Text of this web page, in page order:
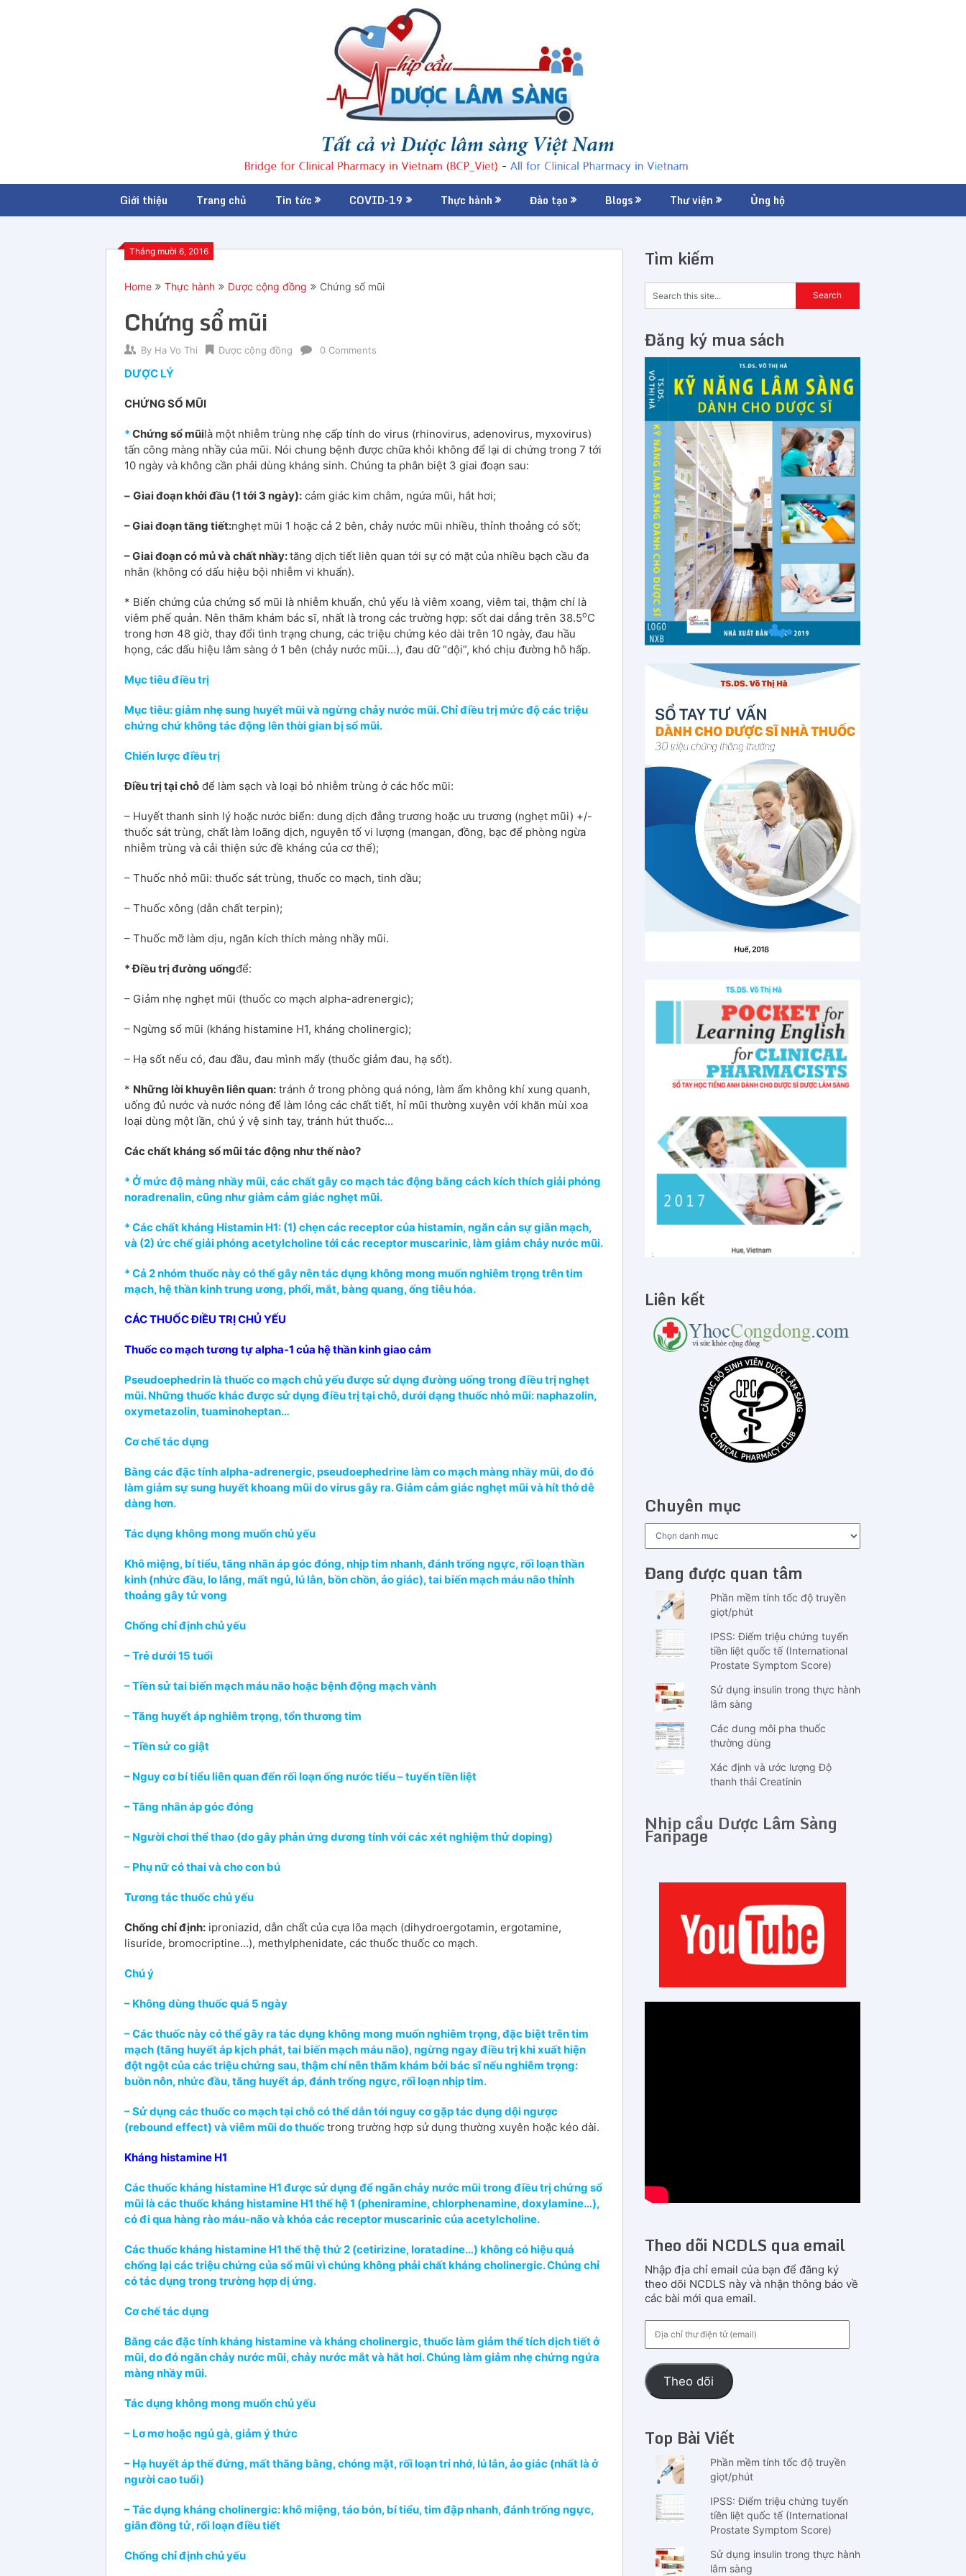
Giới thiệu Trang chủ Tin tức COVID-19 Thực hành Đào tạo Blogs Thư viện Ủng hộ
Tháng mười 6, 2016
Home Thực hành Dược cộng đồng Chứng sổ mũi
Chứng sổ mũi
By Ha Vo Thi Dược cộng đồng 0 Comments
DƯỢC LÝ
CHỨNG SỔ MŨI
* Chứng sổ mũilà một nhiễm trùng nhẹ cấp tính do virus (rhinovirus, adenovirus, myxovirus)
tấn công màng nhầy của mũi. Nói chung bệnh được chữa khỏi không để lại di chứng trong 7 tới
10 ngày và không cần phải dùng kháng sinh. Chúng ta phân biệt 3 giai đoạn sau:
– Giai đoạn khởi đầu (1 tới 3 ngày): cảm giác kim châm, ngứa mũi, hắt hơi;
– Giai đoạn tăng tiết:nghẹt mũi 1 hoặc cả 2 bên, chảy nước mũi nhiều, thỉnh thoảng có sốt;
– Giai đoạn có mủ và chất nhầy:tăng dịch tiết liên quan tới sự có mặt của nhiều bạch cầu đa
nhân (không có dấu hiệu bội nhiễm vi khuẩn).
* Biến chứng của chứng sổ mũi là nhiễm khuẩn, chủ yếu là viêm xoang, viêm tai, thậm chí là
viêm phế quản. Nên thăm khám bác sĩ, nhất là trong các trường hợp: sốt dai dẳng trên 38.5oC
trong hơn 48 giờ, thay đổi tình trạng chung, các triệu chứng kéo dài trên 10 ngày, đau hầu
họng, các dấu hiệu lâm sàng ở 1 bên (chảy nước mũi…), đau dữ “dội”, khó chịu đường hô hấp.
Mục tiêu điều trị
Mục tiêu: giảm nhẹ sung huyết mũi và ngừng chảy nước mũi. Chỉ điều trị mức độ các triệu
chứng chứ không tác động lên thời gian bị sổ mũi.
Chiến lược điều trị
Điều trị tại chỗ để làm sạch và loại bỏ nhiễm trùng ở các hốc mũi:
– Huyết thanh sinh lý hoặc nước biển: dung dịch đẳng trương hoặc ưu trương (nghẹt mũi) +/-
thuốc sát trùng, chất làm loãng dịch, nguyên tố vi lượng (mangan, đồng, bạc để phòng ngừa
nhiễm trùng và cải thiện sức đề kháng của cơ thể);
– Thuốc nhỏ mũi: thuốc sát trùng, thuốc co mạch, tinh dầu;
– Thuốc xông (dẫn chất terpin);
– Thuốc mỡ làm dịu, ngăn kích thích màng nhầy mũi.
* Điều trị đường uốngđể:
– Giảm nhẹ nghẹt mũi (thuốc co mạch alpha-adrenergic);
– Ngừng sổ mũi (kháng histamine H1, kháng cholinergic);
– Hạ sốt nếu có, đau đầu, đau mình mẩy (thuốc giảm đau, hạ sốt).
* Những lời khuyên liên quan: tránh ở trong phòng quá nóng, làm ẩm không khí xung quanh,
uống đủ nước và nước nóng để làm lỏng các chất tiết, hỉ mũi thường xuyên với khăn mùi xoa
loại dùng một lần, chú ý vệ sinh tay, tránh hút thuốc…
Các chất kháng sổ mũi tác động như thế nào?
* Ở mức độ màng nhầy mũi, các chất gây co mạch tác động bằng cách kích thích giải phóng
noradrenalin, cũng như giảm cảm giác nghẹt mũi.
* Các chất kháng Histamin H1: (1) chẹn các receptor của histamin, ngăn cản sự giãn mạch,
và (2) ức chế giải phóng acetylcholine tới các receptor muscarinic, làm giảm chảy nước mũi.
* Cả 2 nhóm thuốc này có thể gây nên tác dụng không mong muốn nghiêm trọng trên tim
mạch, hệ thần kinh trung ương, phổi, mắt, bàng quang, ống tiêu hóa.
CÁC THUỐC ĐIỀU TRỊ CHỦ YẾU
Thuốc co mạch tương tự alpha-1 của hệ thần kinh giao cảm
Pseudoephedrin là thuốc co mạch chủ yếu được sử dụng đường uống trong điều trị nghẹt
mũi. Những thuốc khác được sử dụng điều trị tại chỗ, dưới dạng thuốc nhỏ mũi: naphazolin,
oxymetazolin, tuaminoheptan…
Cơ chế tác dụng
Bằng các đặc tính alpha-adrenergic, pseudoephedrine làm co mạch màng nhầy mũi, do đó
làm giảm sự sung huyết khoang mũi do virus gây ra. Giảm cảm giác nghẹt mũi và hít thở dễ
dàng hơn.
Tác dụng không mong muốn chủ yếu
Khô miệng, bí tiểu, tăng nhãn áp góc đóng, nhịp tim nhanh, đánh trống ngực, rối loạn thần
kinh (nhức đầu, lo lắng, mất ngủ, lú lẫn, bồn chồn, ảo giác), tai biến mạch máu não thỉnh
thoảng gây tử vong
Chống chỉ định chủ yếu
– Trẻ dưới 15 tuổi
– Tiền sử tai biến mạch máu não hoặc bệnh động mạch vành
– Tăng huyết áp nghiêm trọng, tổn thương tim
– Tiền sử co giật
– Nguy cơ bí tiểu liên quan đến rối loạn ống nước tiểu – tuyến tiền liệt
– Tăng nhãn áp góc đóng
– Người chơi thể thao (do gây phản ứng dương tính với các xét nghiệm thử doping)
– Phụ nữ có thai và cho con bú
Tương tác thuốc chủ yếu
Chống chỉ định: iproniazid, dẫn chất của cựa lõa mạch (dihydroergotamin, ergotamine,
lisuride, bromocriptine…), methylphenidate, các thuốc thuốc co mạch.
Chú ý
– Không dùng thuốc quá 5 ngày
– Các thuốc này có thể gây ra tác dụng không mong muốn nghiêm trọng, đặc biệt trên tim
mạch (tăng huyết áp kịch phát, tai biến mạch máu não), ngừng ngay điều trị khi xuất hiện
đột ngột của các triệu chứng sau, thậm chí nên thăm khám bởi bác sĩ nếu nghiêm trọng:
buồn nôn, nhức đầu, tăng huyết áp, đánh trống ngực, rối loạn nhịp tim.
– Sử dụng các thuốc co mạch tại chỗ có thể dẫn tới nguy cơ gặp tác dụng dội ngược
(rebound effect) và viêm mũi do thuốctrong trường hợp sử dụng thường xuyên hoặc kéo dài.
Kháng histamine H1
Các thuốc kháng histamine H1 được sử dụng để ngăn chảy nước mũi trong điều trị chứng sổ
mũi là các thuốc kháng histamine H1 thế hệ 1 (pheniramine, chlorphenamine, doxylamine…),
có đi qua hàng rào máu-não và khóa các receptor muscarinic của acetylcholine.
Các thuốc kháng histamine H1 thế thệ thứ 2 (cetirizine, loratadine…) không có hiệu quả
chống lại các triệu chứng của sổ mũi vì chúng không phải chất kháng cholinergic. Chúng chỉ
có tác dụng trong trường hợp dị ứng.
Cơ chế tác dụng
Bằng các đặc tính kháng histamine và kháng cholinergic, thuốc làm giảm thể tích dịch tiết ở
mũi, do đó ngăn chảy nước mũi, chảy nước mắt và hắt hơi. Chúng làm giảm nhẹ chứng ngứa
màng nhầy mũi.
Tác dụng không mong muốn chủ yếu
– Lơ mơ hoặc ngủ gà, giảm ý thức
– Hạ huyết áp thế đứng, mất thăng bằng, chóng mặt, rối loạn trí nhớ, lú lẫn, ảo giác (nhất là ở
người cao tuổi)
– Tác dụng kháng cholinergic: khô miệng, táo bón, bí tiểu, tim đập nhanh, đánh trống ngực,
giãn đồng tử, rối loạn điều tiết
Chống chỉ định chủ yếu
Tìm kiếm
Đăng ký mua sách
Liên kết
Chuyên mục
Đang được quan tâm
Phần mềm tính tốc độ truyền
giọt/phút
IPSS: Điểm triệu chứng tuyến
tiền liệt quốc tế (International
Prostate Symptom Score)
Sử dụng insulin trong thực hành
lâm sàng
Các dung môi pha thuốc
thường dùng
Xác định và ước lượng Độ
thanh thải Creatinin
Nhịp cầu Dược Lâm Sàng
Fanpage
Theo dõi NCDLS qua email
Nhập địa chỉ email của bạn để đăng ký
theo dõi NCDLS này và nhận thông báo về
các bài mới qua email.
chỉ
điện
tử
(email)
Theo dõi
Top Bài Viết
Phần mềm tính tốc độ truyền
giọt/phút
IPSS: Điểm triệu chứng tuyến
tiền liệt quốc tế (International
Prostate Symptom Score)
Sử dụng insulin trong thực hành
lâm sàng